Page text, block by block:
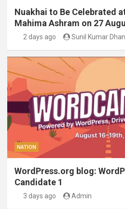
Nuakhai to Be Celebrated
Mahima Ashram on 27
2 days ago Sunil Kumar
NATION
WordPress.org blog:
Candidate 1
3 days ago Admin